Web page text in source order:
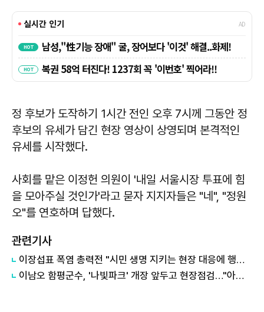
정 후보가 도작하기 1시간 전인 오후 7시께 그동안 정
후보의 유세가 담긴 현장 영상이 상영되며 본격적인
유세를 시작했다.
사회를 맡은 이정헌 의원이 '내일 서울시장 투표에 힘
을 모아주실 것인가'라고 묻자 지지자들은 "네", "정원
오"를 연호하며 답했다.
관련기사
이장섭표 폭염 총력전 "시민 생명 지키는 현장 대응에 행정력 집중"
이남오 함평군수, '나빛파크' 개장 앞두고 현장점검…"아이들 안전이 최우선"